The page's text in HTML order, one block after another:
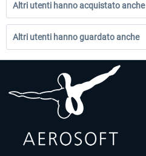
Altri utenti hanno acquistato anche
Altri utenti hanno guardato anche